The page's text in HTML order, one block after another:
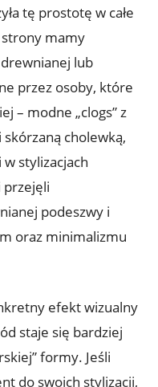
tę prostotę w całe
mamy
lub
przez osoby, które
– modne „clogs” z
cholewką,
stylizacjach
podeszwy i
oraz minimalizmu
efekt wizualny
staje się bardziej
formy. Jeśli
do swoich stylizacji,